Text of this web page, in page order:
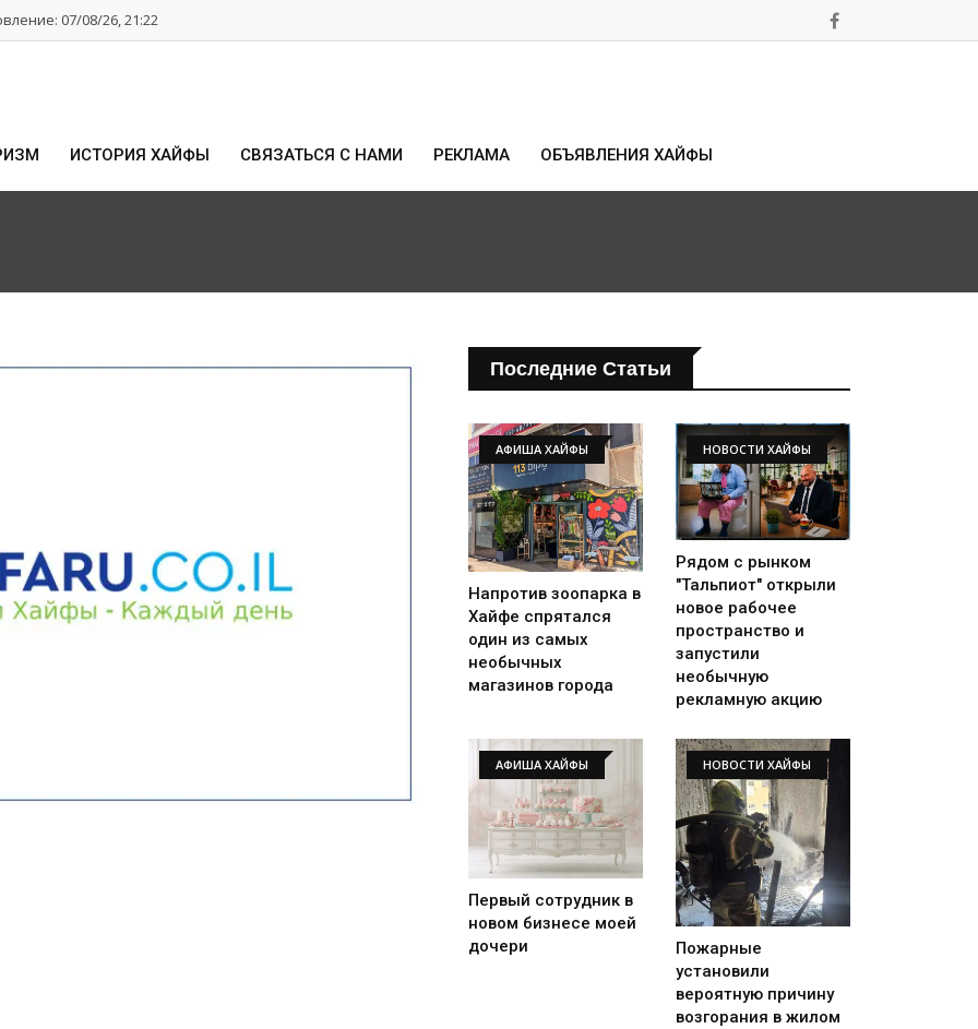
07/08/26, 21:22
ИСТОРИЯ ХАЙФЫ СВЯЗАТЬСЯ С НАМИ РЕКЛАМА ОБЪЯВЛЕНИЯ ХАЙФЫ
Последние Статьи
АФИША ХАЙФЫ
Напротив зоопарка в
Хайфе спрятался
один из самых
необычных
магазинов города
НОВОСТИ ХАЙФЫ
Рядом с рынком
"Тальпиот" открыли
новое рабочее
пространство и
запустили
необычную
рекламную акцию
АФИША ХАЙФЫ
Первый сотрудник в
новом бизнесе моей
дочери
НОВОСТИ ХАЙФЫ
Пожарные
установили
вероятную причину
возгорания в жилом